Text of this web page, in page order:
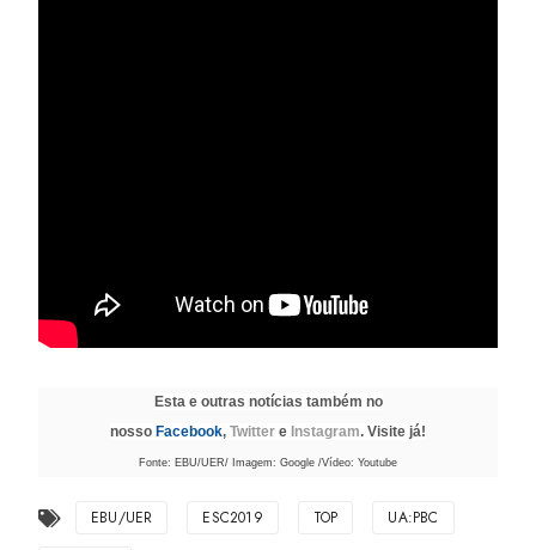
Esta e outras notícias também no
nosso Facebook, Twitter e Instagram. Visite já!
Fonte: EBU/UER/ Imagem: Google /Vídeo: Youtube
EBU/UER ESC2019 TOP UA:PBC